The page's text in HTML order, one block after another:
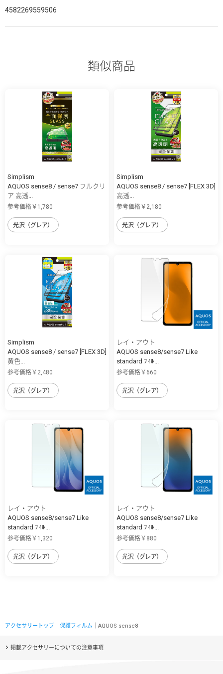
4582269559506
類似商品
Simplism
AQUOS sense8 / sense7 フルクリ
ア 高透...
参考価格￥1,780
光沢（グレア）
Simplism
AQUOS sense8 / sense7 [FLEX 3D]
高透...
参考価格￥2,180
光沢（グレア）
Simplism
AQUOS sense8 / sense7 [FLEX 3D]
黄色...
参考価格￥2,480
光沢（グレア）
レイ・アウト
AQUOS sense8/sense7 Like
standard ﾌｨﾙ...
参考価格￥660
光沢（グレア）
レイ・アウト
AQUOS sense8/sense7 Like
standard ﾌｨﾙ...
参考価格￥1,320
光沢（グレア）
レイ・アウト
AQUOS sense8/sense7 Like
standard ﾌｨﾙ...
参考価格￥880
光沢（グレア）
アクセサリートップ 保護フィルム ｜AQUOS sense8
掲載アクセサリーについての注意事項